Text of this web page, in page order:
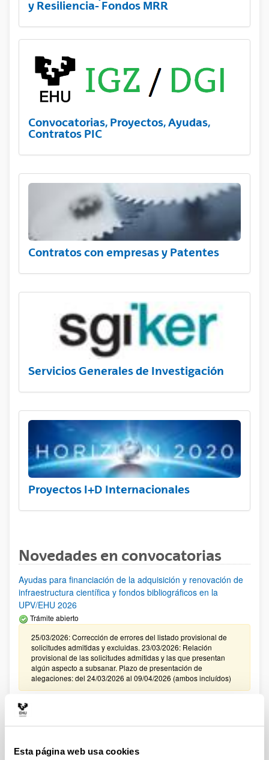
Esta página web usa cookies
y Resiliencia- Fondos MRR
Convocatorias, Proyectos, Ayudas,
Contratos PIC
Contratos con empresas y Patentes
Servicios Generales de Investigación
Proyectos I+D Internacionales
Novedades en convocatorias
Ayudas para financiación de la adquisición y renovación de
infraestructura científica y fondos bibliográficos en la
UPV/EHU 2026
Trámite abierto
25/03/2026: Corrección de errores del listado provisional de
solicitudes admitidas y excluidas. 23/03/2026: Relación
provisional de las solicitudes admitidas y las que presentan
algún aspecto a subsanar. Plazo de presentación de
alegaciones: del 24/03/2026 al 09/04/2026 (ambos incluídos)
Convocatoria de ayudas para el fomento de la cultura
científica, tecnológica y de la innovación (FECYT) 2026
Plazo interno para envío documentación: propuestas